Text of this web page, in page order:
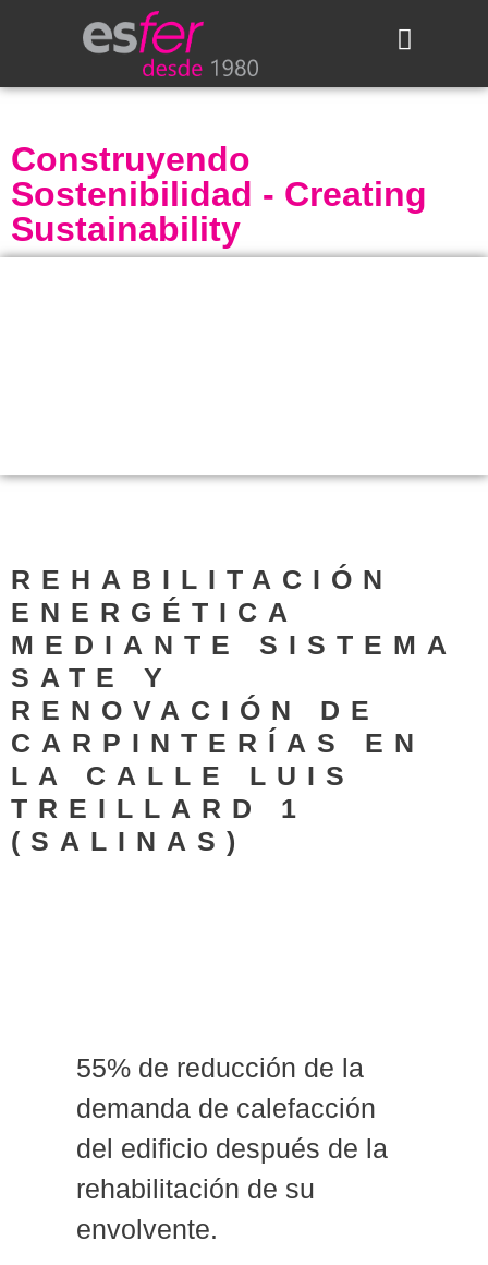
Construyendo
Sostenibilidad - Creating
Sustainability
REHABILITACIÓN
ENERGÉTICA
MEDIANTE SISTEMA
SATE Y
RENOVACIÓN DE
CARPINTERÍAS EN
LA CALLE LUIS
TREILLARD 1
(SALINAS)
55% de reducción de la
demanda de calefacción
del edificio después de la
rehabilitación de su
envolvente.